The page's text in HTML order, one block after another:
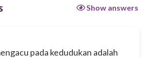
Show answers
pada kedudukan adalah